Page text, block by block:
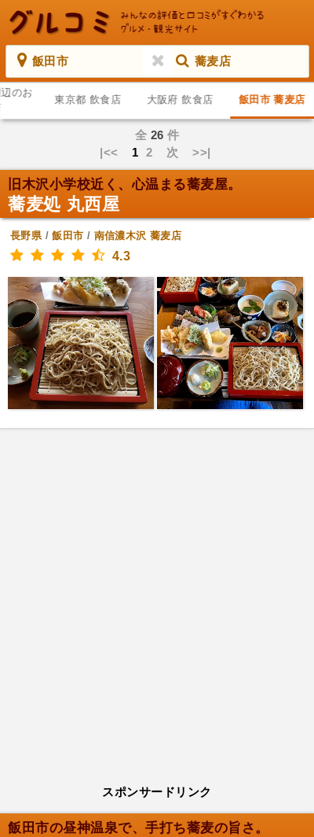
飯田市 蕎麦店
のお
東京都 飲食店 大阪府 飲食店 飯田市 蕎麦店
全 26 件
|<< 1 2 次 >>|
旧木沢小学校近く、心温まる蕎麦屋。
蕎麦処 丸西屋
長野県/飯田市 / 南信濃木沢 蕎麦店
4.3
スポンサードリンク
飯田市の昼神温泉で、手打ち蕎麦の旨さ。